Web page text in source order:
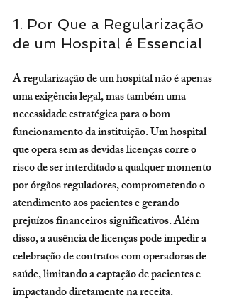
1. Por Que a Regularização
de um Hospital é Essencial
A regularização de um hospital não é apenas
uma exigência legal, mas também uma
necessidade estratégica para o bom
funcionamento da instituição. Um hospital
que opera sem as devidas licenças corre o
risco de ser interditado a qualquer momento
por órgãos reguladores, comprometendo o
atendimento aos pacientes e gerando
prejuízos financeiros significativos. Além
disso, a ausência de licenças pode impedir a
celebração de contratos com operadoras de
saúde, limitando a captação de pacientes e
impactando diretamente na receita.